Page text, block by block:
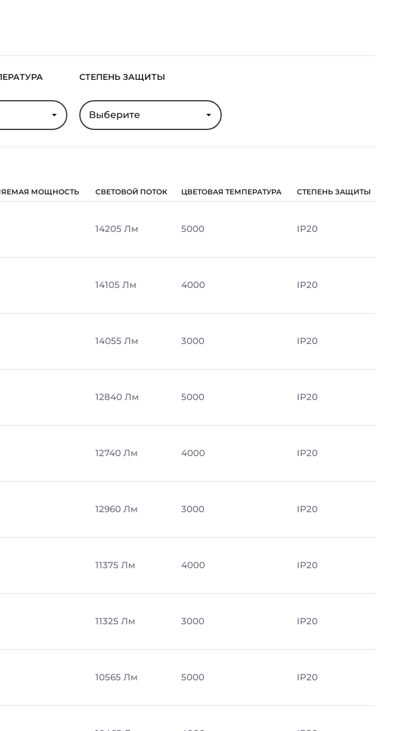
СТЕПЕНЬ ЗАЩИТЫ
Выберите
МОЩНОСТЬ СВЕТОВОЙ ПОТОК ЦВЕТОВАЯ ТЕМПЕРАТУРА СТЕПЕНЬ ЗАЩИТЫ
14205 Лм 5000 IP20
14105 Лм 4000 IP20
14055 Лм 3000 IP20
12840 Лм 5000 IP20
12740 Лм 4000 IP20
12960 Лм 3000 IP20
11375 Лм 4000 IP20
11325 Лм 3000 IP20
10565 Лм 5000 IP20